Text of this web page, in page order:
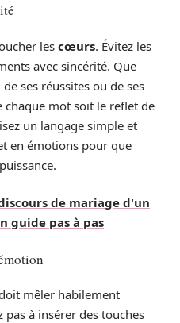
les cœurs. Évitez les
avec sincérité. Que
ses réussites ou de ses
chaque mot soit le reflet de
un langage simple et
en émotions pour que
de mariage d'un
guide pas à pas
mêler habilement
pas à insérer des touches